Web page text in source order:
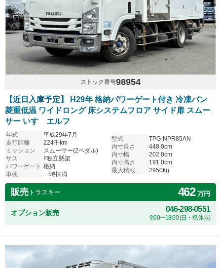
ストック番号98954
【近日入庫予定】 H29年 格納パワーゲート付き 冷凍バン
菱重低温 ワイドロング 床システムフロア サイド扉 スムー
サー いすゞエルフ
年式
平成29年7月
走行距離
224千km
ミッション
スムーサー(2ペダル)
サス
F独立懸架
パワーゲート 格納
車検
一時抹消
型式
TPG-NPR85AN
内寸長さ
448.0cm
内寸幅
202.0cm
内寸高さ
191.0cm
最大積載
2950kg
販売 トラスキー 462万円
オプション販売 046-298-0551
9:00〜18:00 (日・祝休み)